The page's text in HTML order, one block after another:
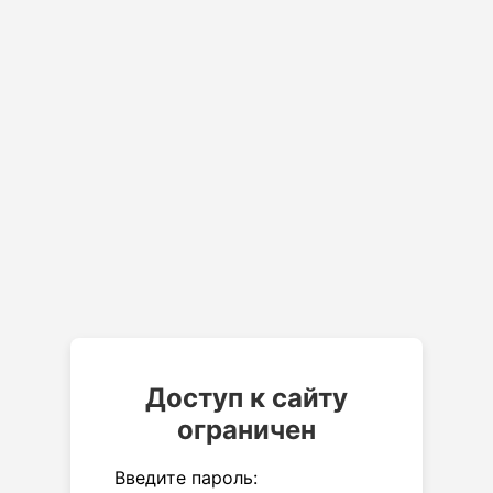
Доступ к сайту
ограничен
Введите пароль: